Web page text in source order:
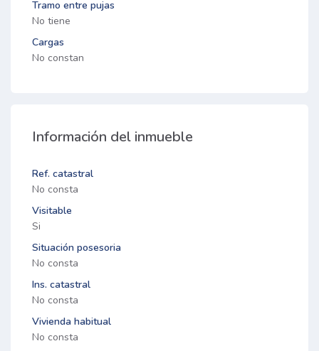
Tramo entre pujas
No tiene
Cargas
No constan
Información del inmueble
Ref. catastral
No consta
Visitable
Si
Situación posesoria
No consta
Ins. catastral
No consta
Vivienda habitual
No consta